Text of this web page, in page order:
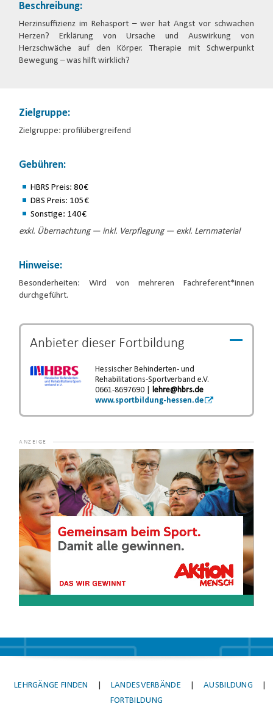
Beschreibung:
Herzinsuffizienz im Rehasport – wer hat Angst vor schwachen
Herzen? Erklärung von Ursache und Auswirkung von
Herzschwäche auf den Körper. Therapie mit Schwerpunkt
Bewegung – was hilft wirklich?
Zielgruppe:
Zielgruppe: profilübergreifend
Gebühren:
HBRS Preis: 80€
DBS Preis: 105€
Sonstige: 140€
exkl. Übernachtung — inkl. Verpflegung — exkl. Lernmaterial
Hinweise:
Besonderheiten: Wird von mehreren Fachreferent*innen
durchgeführt.
Anbieter dieser Fortbildung
Hessischer Behinderten- und
Rehabilitations-Sportverband e.V.
0661-8697690 | lehre@hbrs.de
www.sportbildung-hessen.de
Player
LEHRGÄNGE FINDEN LANDESVERBÄNDE AUSBILDUNG
FORTBILDUNG